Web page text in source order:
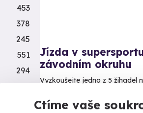
Ctíme vaše
Jízda v
závodním okruhu
Vyzkoušejte jedno z 5 žihadel
Brno (Brno-město)
453
378
245
551
294
450